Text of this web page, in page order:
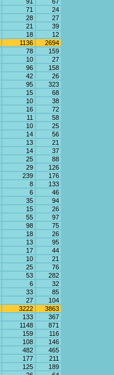
71
24
28
27
21
39
18
12
1136
2694
78
159
10
27
96
158
42
26
95
323
15
68
10
38
16
72
11
58
10
25
14
56
13
21
14
37
25
88
29
126
239
176
8
133
6
46
35
94
15
26
55
97
98
75
18
26
13
95
17
44
10
21
25
76
53
282
6
32
33
85
27
104
3222
3863
133
367
1148
871
159
116
108
146
482
465
177
211
125
189